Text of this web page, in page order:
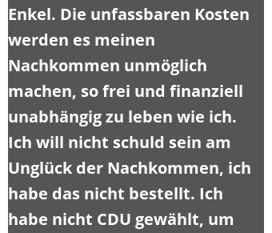
Enkel. Die unfassbaren Kosten
werden es meinen
Nachkommen unmöglich
machen, so frei und finanziell
unabhängig zu leben wie ich.
Ich will nicht schuld sein am
Unglück der Nachkommen, ich
habe das nicht bestellt. Ich
habe nicht CDU gewählt, um